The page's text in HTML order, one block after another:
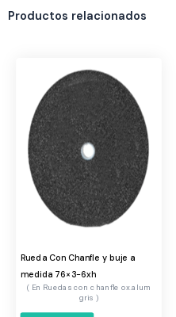
Productos relacionados
Rueda Con Chanfle y buje a
medida 76×3-6xh
Ruedas con chanfle ox.alum
gris